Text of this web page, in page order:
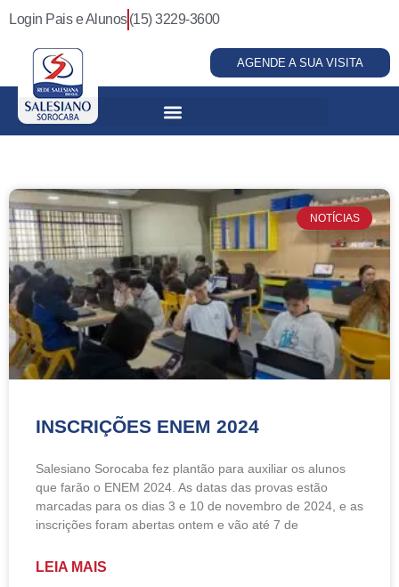
Login Pais e Alunos (15) 3229-3600
AGENDE A SUA VISITA
NOTÍCIAS
INSCRIÇÕES ENEM 2024
Salesiano Sorocaba fez plantão para auxiliar os alunos
que farão o ENEM 2024. As datas das provas estão
marcadas para os dias 3 e 10 de novembro de 2024, e as
inscrições foram abertas ontem e vão até 7 de
LEIA MAIS